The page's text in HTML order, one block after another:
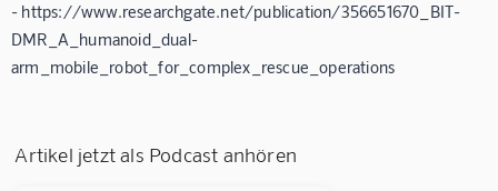
- https://www.researchgate.net/publication/356651670_BIT-
DMR_A_humanoid_dual-
arm_mobile_robot_for_complex_rescue_operations
Artikel jetzt als Podcast anhören